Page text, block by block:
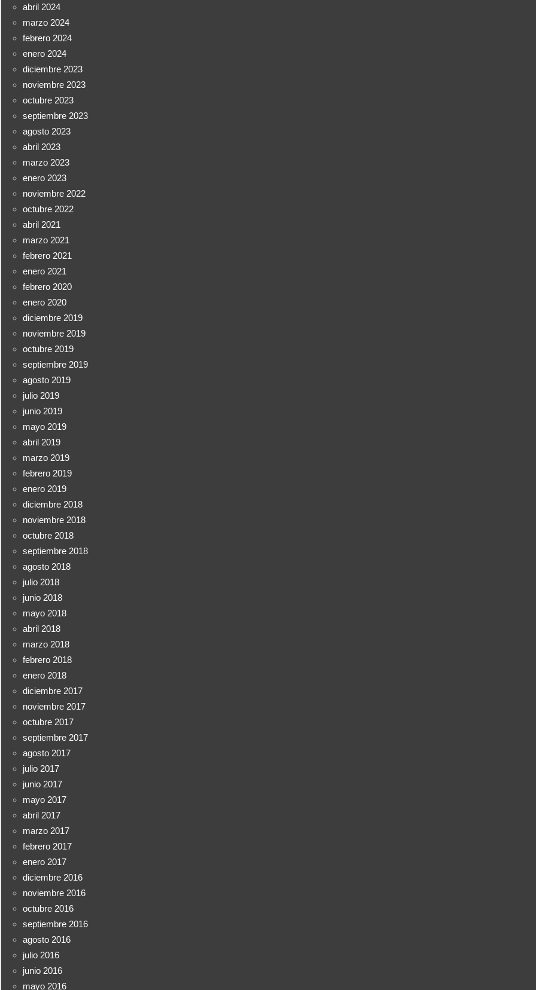
abril 2024
marzo 2024
febrero 2024
enero 2024
diciembre 2023
noviembre 2023
octubre 2023
septiembre 2023
agosto 2023
abril 2023
marzo 2023
enero 2023
noviembre 2022
octubre 2022
abril 2021
marzo 2021
febrero 2021
enero 2021
febrero 2020
enero 2020
diciembre 2019
noviembre 2019
octubre 2019
septiembre 2019
agosto 2019
julio 2019
junio 2019
mayo 2019
abril 2019
marzo 2019
febrero 2019
enero 2019
diciembre 2018
noviembre 2018
octubre 2018
septiembre 2018
agosto 2018
julio 2018
junio 2018
mayo 2018
abril 2018
marzo 2018
febrero 2018
enero 2018
diciembre 2017
noviembre 2017
octubre 2017
septiembre 2017
agosto 2017
julio 2017
junio 2017
mayo 2017
abril 2017
marzo 2017
febrero 2017
enero 2017
diciembre 2016
noviembre 2016
octubre 2016
septiembre 2016
agosto 2016
julio 2016
junio 2016
mayo 2016